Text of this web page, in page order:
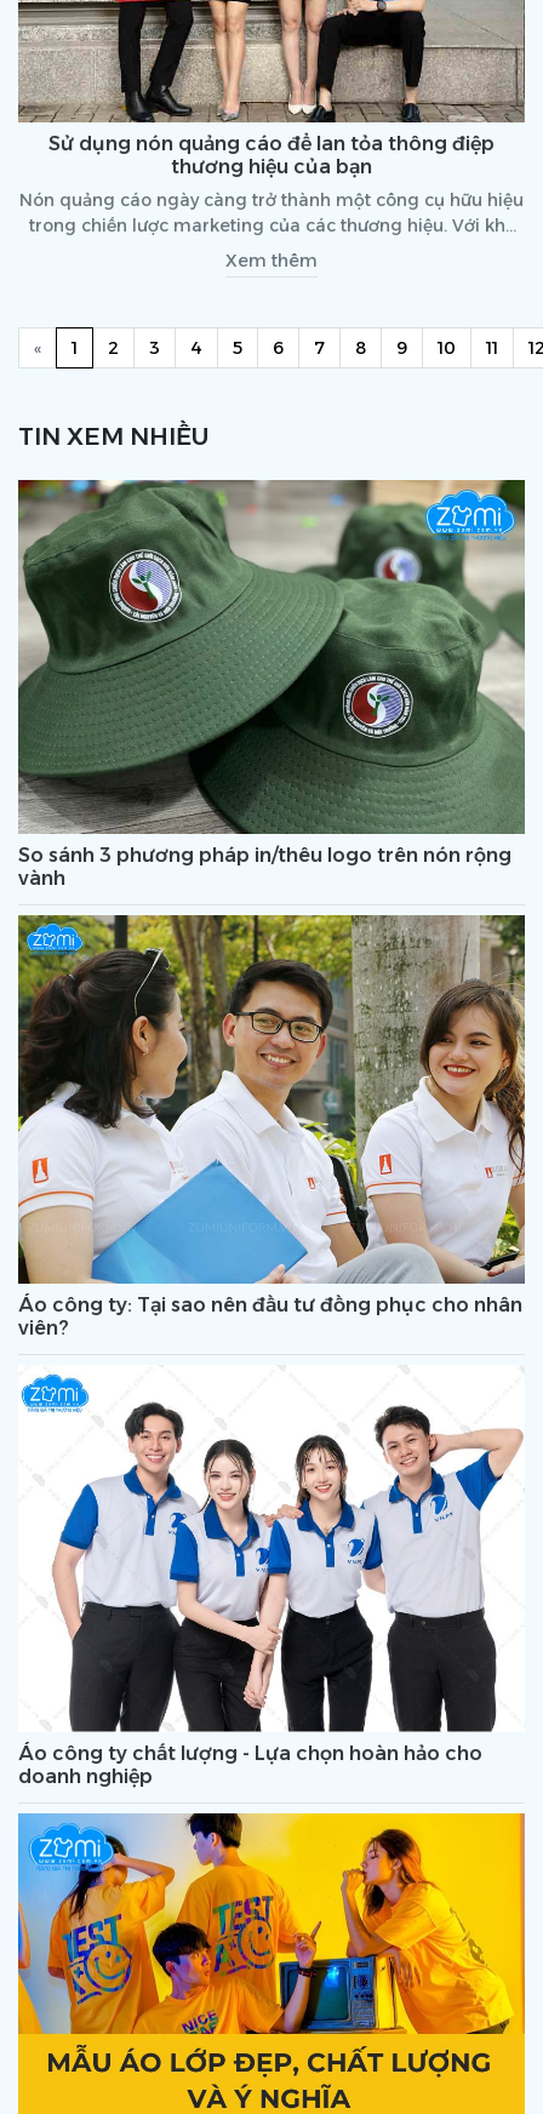
TIN XEM NHIỀU
So sánh 3 phương pháp in/thêu logo trên nón rộng
vành
Áo công ty: Tại sao nên đầu tư đồng phục cho nhân
viên?
Áo công ty chất lượng - Lựa chọn hoàn hảo cho
doanh nghiệp
Sử dụng nón quảng cáo để lan tỏa thông điệp
thương hiệu của bạn
Nón quảng cáo ngày càng trở thành một công cụ hữu hiệu
trong chiến lược marketing của các thương hiệu. Với khả
năng truyền tải thông điệp một cách trực tiếp và sáng tạo,
nón quảng cáo giúp tăng cường sự nhận diện và lan tỏa
Xem thêm
«Previous
1 (current)
2 3 4 5 6 7 8 9 10 11